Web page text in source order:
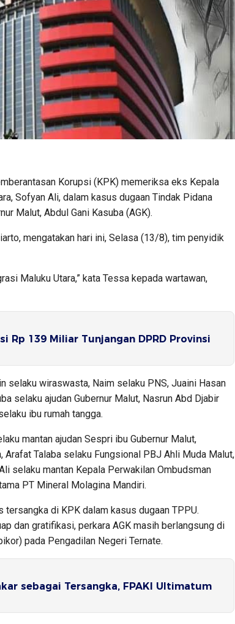
Korupsi (KPK) memeriksa eks Kepala
Sofyan Ali, dalam kasus dugaan Tindak Pidana
Malut, Abdul Gani Kasuba (AGK).
mengatakan hari ini, Selasa (13/8), tim penyidik
Maluku Utara,” kata Tessa kepada wartawan,
Rp 139 Miliar Tunjangan DPRD Provinsi
selaku wiraswasta, Naim selaku PNS, Juaini Hasan
selaku ajudan Gubernur Malut, Nasrun Abd Djabir
ibu rumah tangga.
mantan ajudan Sespri ibu Gubernur Malut,
Arafat Talaba selaku Fungsional PBJ Ahli Muda Malut,
selaku mantan Kepala Perwakilan Ombudsman
PT Mineral Molagina Mandiri.
di KPK dalam kasus dugaan TPPU.
dan gratifikasi, perkara AGK masih berlangsung di
pada Pengadilan Negeri Ternate.
sebagai Tersangka, FPAKI Ultimatum